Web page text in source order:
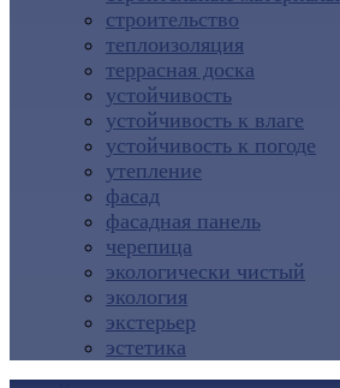
строительство
теплоизоляция
террасная доска
устойчивость
устойчивость к влаге
устойчивость к погоде
утепление
фасад
фасадная панель
черепица
экологически чистый
экология
экстерьер
эстетика